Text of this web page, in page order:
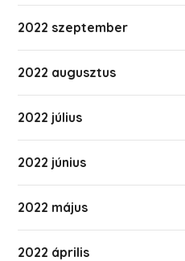
2022 szeptember
2022 augusztus
2022 július
2022 június
2022 május
2022 április